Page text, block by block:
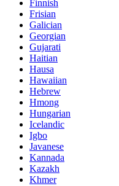
Finnish
Frisian
Galician
Georgian
Gujarati
Haitian
Hausa
Hawaiian
Hebrew
Hmong
Hungarian
Icelandic
Igbo
Javanese
Kannada
Kazakh
Khmer